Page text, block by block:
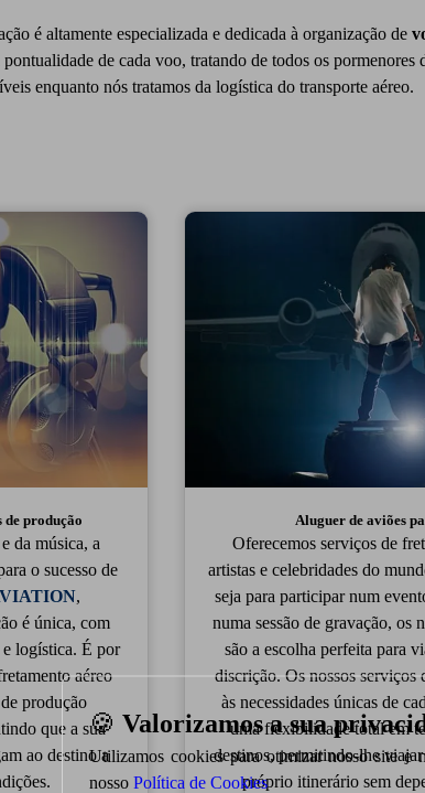
é altamente especializada e dedicada à organização de
de cada voo, tratando de todos os
enquanto nós tratamos da logística do transporte aéreo.
de produção
da música, a
o sucesso de
,
é única, com
e logística. É por
aéreo
produção
que a sua
ao destino a
Aluguer de aviões
Oferecemos serviços de
artistas e celebridades do
seja para participar num
numa sessão de gravação, os
são a escolha perfeita para
discrição. Os nossos serviços
às necessidades únicas de
uma flexibilidade total em
destinos, permitindo-lhe
próprio itinerário sem
🍪 Valorizamos a sua
Utilizamos cookies para otimizar nosso site e
nosso Política de Cookies